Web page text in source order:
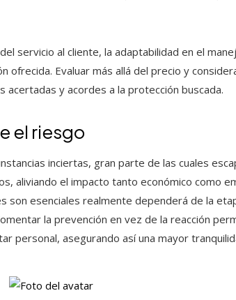
servicio al cliente, la adaptabilidad en el
ofrecida. Evaluar más allá del precio y
y acordes a la protección buscada.
el riesgo
inciertas, gran parte de las cuales
aliviando el impacto tanto económico como
son esenciales realmente dependerá de la
la prevención en vez de la reacción
personal, asegurando así una mayor